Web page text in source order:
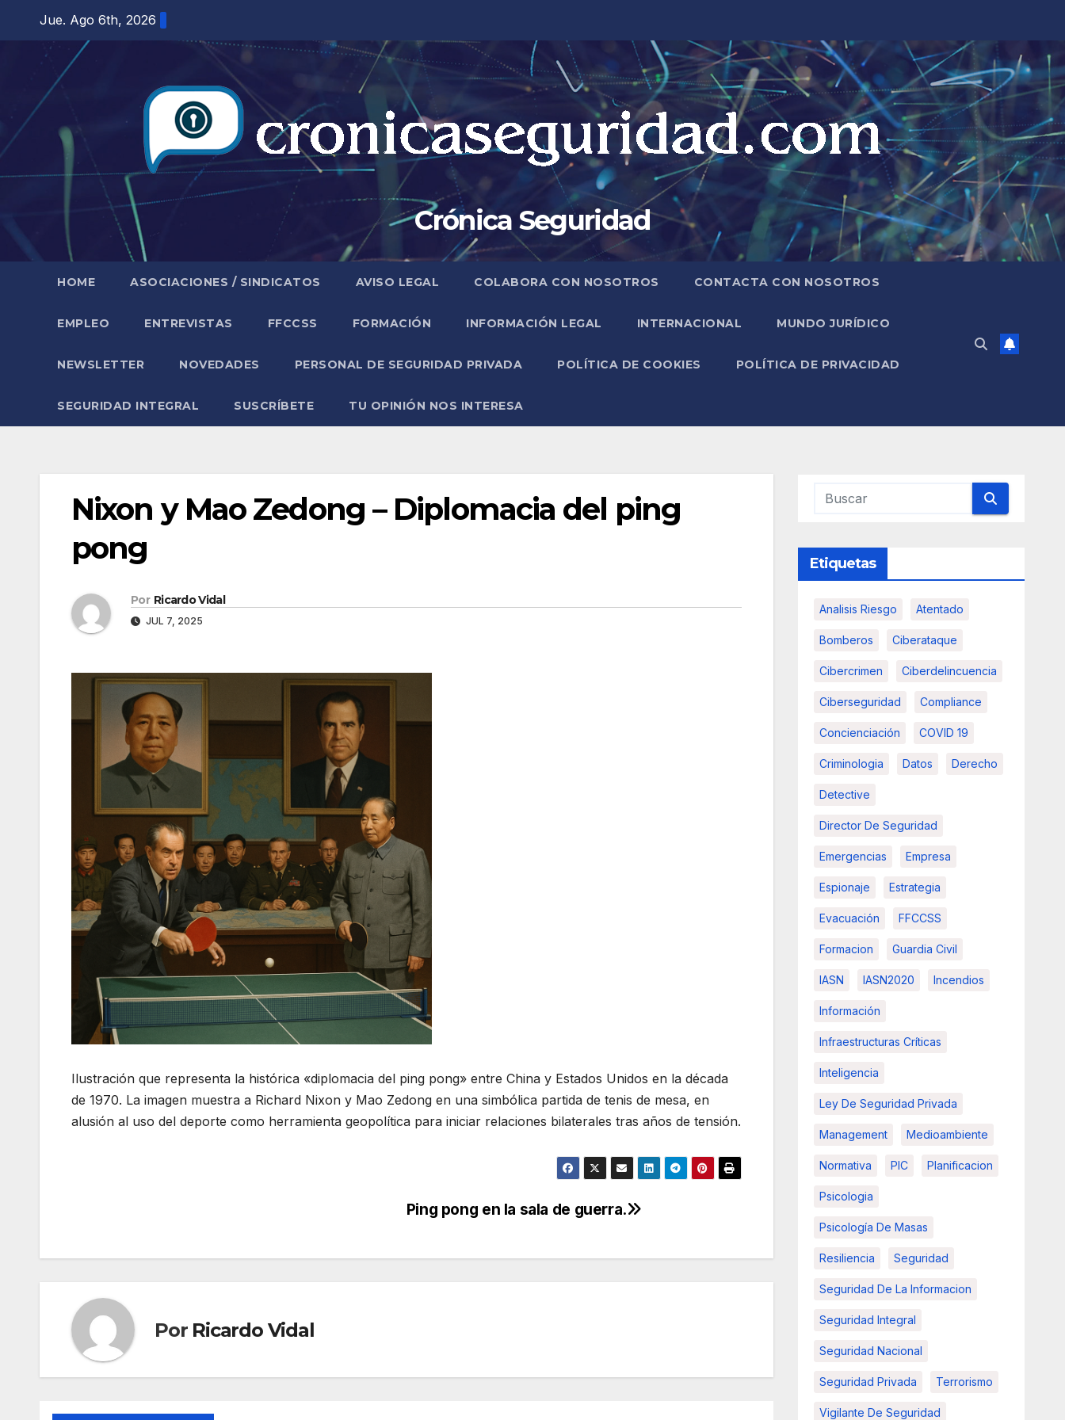
contenido
Jue. Ago 6th, 2026
Crónica Seguridad
HOME ASOCIACIONES / SINDICATOS AVISO LEGAL COLABORA CON NOSOTROS CONTACTA CON NOSOTROS
EMPLEO ENTREVISTAS FFCCSS FORMACIÓN INFORMACIÓN LEGAL INTERNACIONAL MUNDO JURÍDICO
NEWSLETTER NOVEDADES PERSONAL DE SEGURIDAD PRIVADA POLÍTICA DE COOKIES POLÍTICA DE PRIVACIDAD
SEGURIDAD INTEGRAL SUSCRÍBETE TU OPINIÓN NOS INTERESA
Nixon y Mao Zedong – Diplomacia del ping
pong
Por Ricardo Vidal
JUL 7, 2025
Ilustración que representa la histórica «diplomacia del ping pong» entre China y Estados Unidos en la década
de 1970. La imagen muestra a Richard Nixon y Mao Zedong en una simbólica partida de tenis de mesa, en
alusión al uso del deporte como herramienta geopolítica para iniciar relaciones bilaterales tras años de tensión.
Ping pong en la sala de guerra.
Por Ricardo Vidal
Etiquetas
Analisis Riesgo Atentado
Bomberos Ciberataque
Cibercrimen Ciberdelincuencia
Ciberseguridad Compliance
Concienciación COVID 19
Criminologia Datos Derecho
Detective
Director De Seguridad
Emergencias Empresa
Espionaje Estrategia
Evacuación FFCCSS
Formacion Guardia Civil
IASN IASN2020 Incendios
Información
Infraestructuras Críticas
Inteligencia
Ley De Seguridad Privada
Management Medioambiente
Normativa PIC Planificacion
Psicologia
Psicología De Masas
Resiliencia Seguridad
Seguridad De La Informacion
Seguridad Integral
Seguridad Nacional
Seguridad Privada Terrorismo
Vigilante De Seguridad